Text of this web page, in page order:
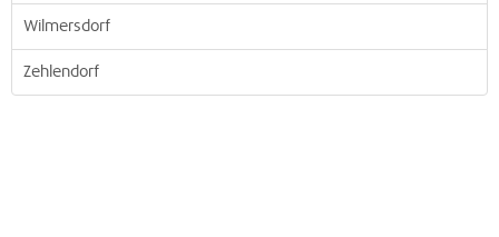
Wilmersdorf
Zehlendorf